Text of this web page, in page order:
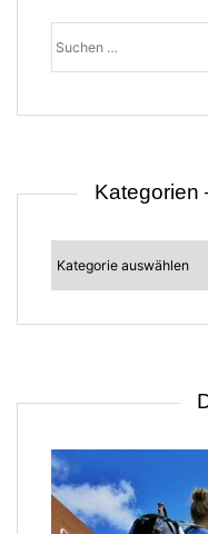
Suchen
nach:
Kategorien
–
suche
nach